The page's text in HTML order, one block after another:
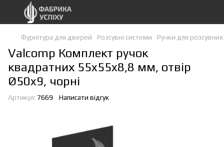
Фурнітура для дверей Розсувні системи Ручки для
Valcomp Комплект ручок
квадратних 55x55x8,8 мм, отвір
Ø50x9, чорні
Артикул: 7669 Написати відгук